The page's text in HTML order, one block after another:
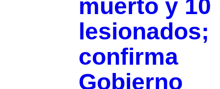
muerto y 10
lesionados;
confirma
Gobierno